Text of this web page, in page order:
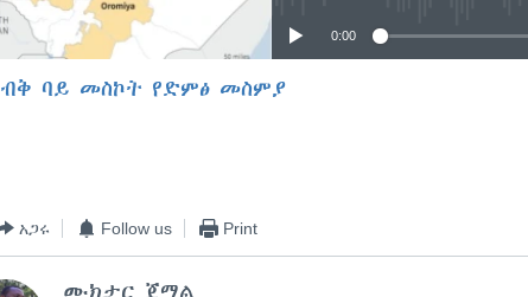
0:00
ብቅ ባይ መስኮት የድምፅ መስምያ
አጋሩ Follow us Print